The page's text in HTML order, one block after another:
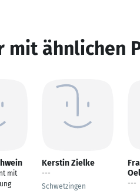
mit ähnlichen
mit
Kerstin Zielke
---
Schwetzingen
---